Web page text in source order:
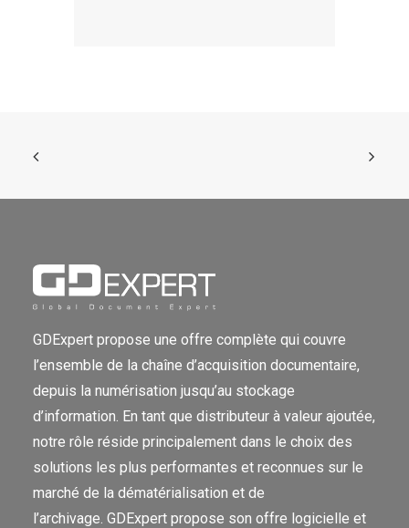
GDExpert propose une offre complète qui couvre
l’ensemble de la chaîne d’acquisition documentaire,
depuis la numérisation jusqu’au stockage
d’information. En tant que distributeur à valeur ajoutée,
notre rôle réside principalement dans le choix des
solutions les plus performantes et reconnues sur le
marché de la dématérialisation et de
l’archivage. GDExpert propose son offre logicielle et